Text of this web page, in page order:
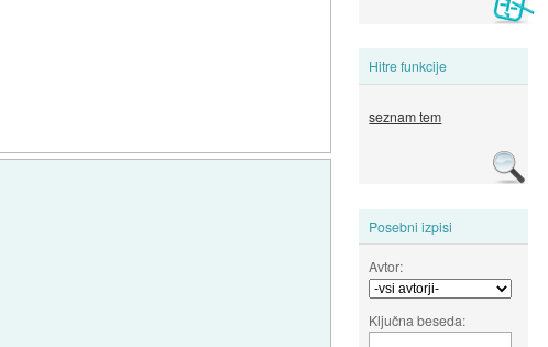
Hitre funkcije
seznam tem
Posebni izpisi
Avtor:
Ključna beseda: